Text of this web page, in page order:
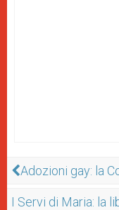
Adozioni gay: la
I Servi di Maria: la